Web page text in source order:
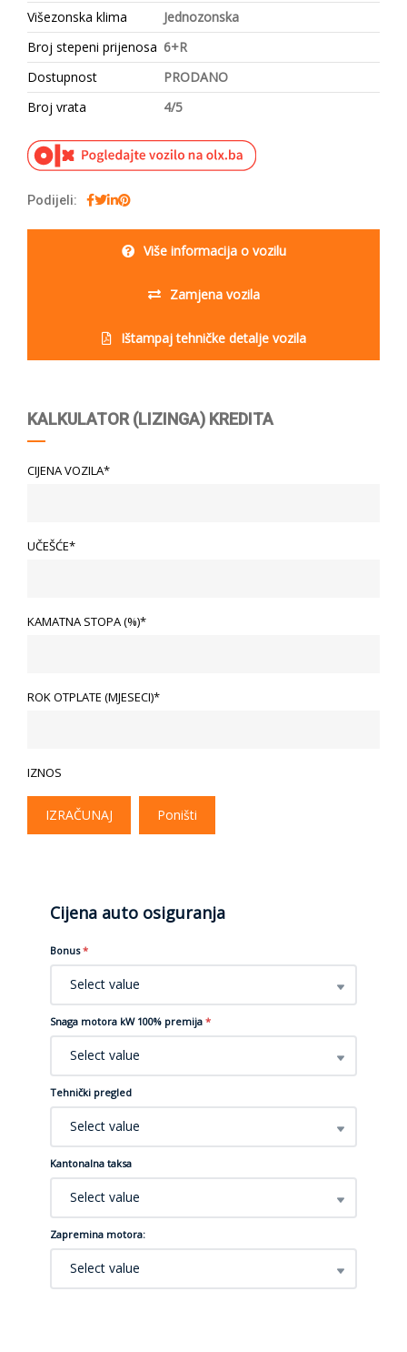
Višezonska klima
Jednozonska
Broj stepeni prijenosa 6+R
Dostupnost
PRODANO
Broj vrata
4/5
Podijeli:
Više informacija o vozilu
Zamjena vozila
Ištampaj tehničke detalje vozila
KALKULATOR (LIZINGA) KREDITA
CIJENA VOZILA*
UČEŠĆE*
KAMATNA STOPA (%)*
ROK OTPLATE (MJESECI)*
IZNOS
IZRAČUNAJ Poništi
Cijena auto osiguranja
Bonus *
Select value
Snaga motora kW 100% premija *
Select value
Tehnički pregled
Select value
Kantonalna taksa
Select value
Zapremina motora:
Select value